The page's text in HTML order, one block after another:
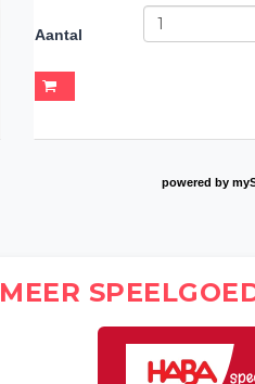
Aantal
powered by
MEER